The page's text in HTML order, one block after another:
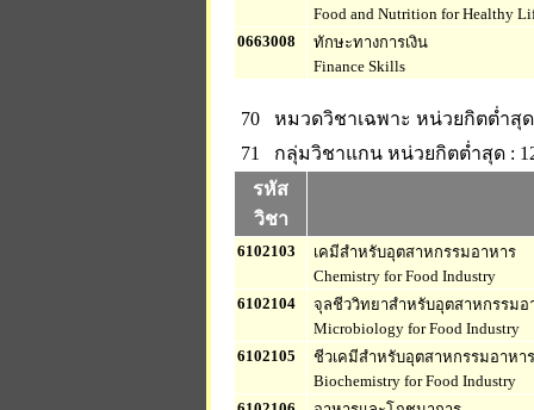
Food and Nutrition for Healthy
0663008
ทักษะทางการเงิน
Finance Skills
70 หมวดวิชาเฉพาะ หน่วยกิตต่ำสุด
71 กลุ่มวิชาแกน หน่วยกิตต่ำสุด :
รหัส
วิชา
6102103
เคมีสำหรับอุตสาหกรรมอาหาร
Chemistry for Food Industry
6102104
จุลชีววิทยาสำหรับอุตสาหกรรมอ
Microbiology for Food Industry
6102105
ชีวเคมีสำหรับอุตสาหกรรมอาหาร
Biochemistry for Food Industry